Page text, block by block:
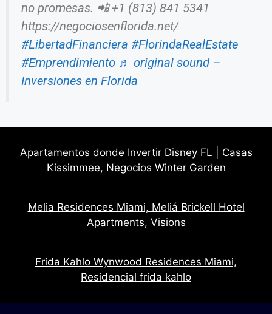
no promesas. 📲 +1 (813) 841 5341
https://negociosenflorida.net/
#LibertadFinanciera #FlorindaRealEstate
#Emprendimiento ♬ original sound –
Inversiones en Florida
Apartamentos donde Invertir Disney FL | Casas
Kissimmee, Negocios Winter Garden
Melia Residences Miami, Meliá Brickell Hotel
Apartments, Visions
Frida Kahlo Wynwood Residences Miami,
Residencial frida kahlo